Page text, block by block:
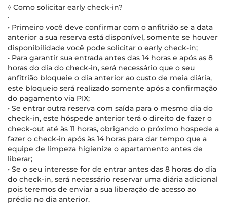
◊ Como solicitar early check-in?
∙
• Primeiro você deve confirmar com o anfitrião se a data
anterior a sua reserva está disponível, somente se houver
disponibilidade você pode solicitar o early check-in;
• Para garantir sua entrada antes das 14 horas e após as 8
horas do dia do check-in, será necessário que o seu
anfitrião bloqueie o dia anterior ao custo de meia diária,
este bloqueio será realizado somente após a confirmação
do pagamento via PIX;
• Se entrar outra reserva com saída para o mesmo dia do
check-in, este hóspede anterior terá o direito de fazer o
check-out até às 11 horas, obrigando o próximo hospede a
fazer o check-in após às 14 horas para dar tempo que a
equipe de limpeza higienize o apartamento antes de
liberar;
• Se o seu interesse for de entrar antes das 8 horas do dia
do check-in, será necessário reservar uma diária adicional
pois teremos de enviar a sua liberação de acesso ao
prédio no dia anterior.